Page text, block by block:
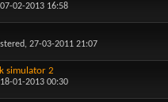
02-2013 16:58
, 27-03-2011 21:07
simulator 2
01-2013 00:30